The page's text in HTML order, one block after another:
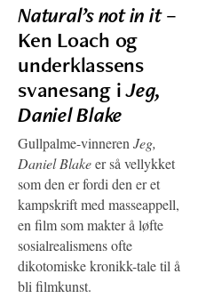
Natural’s not in it–
Ken Loach og
underklassens
svanesang iJeg,
Daniel Blake
Gullpalme-vinnerenJeg,
Daniel Blakeer så vellykket
som den er fordi den er et
kampskrift med masseappell,
en film som makter å løfte
sosialrealismens ofte
dikotomiske kronikk-tale til å
bli filmkunst.